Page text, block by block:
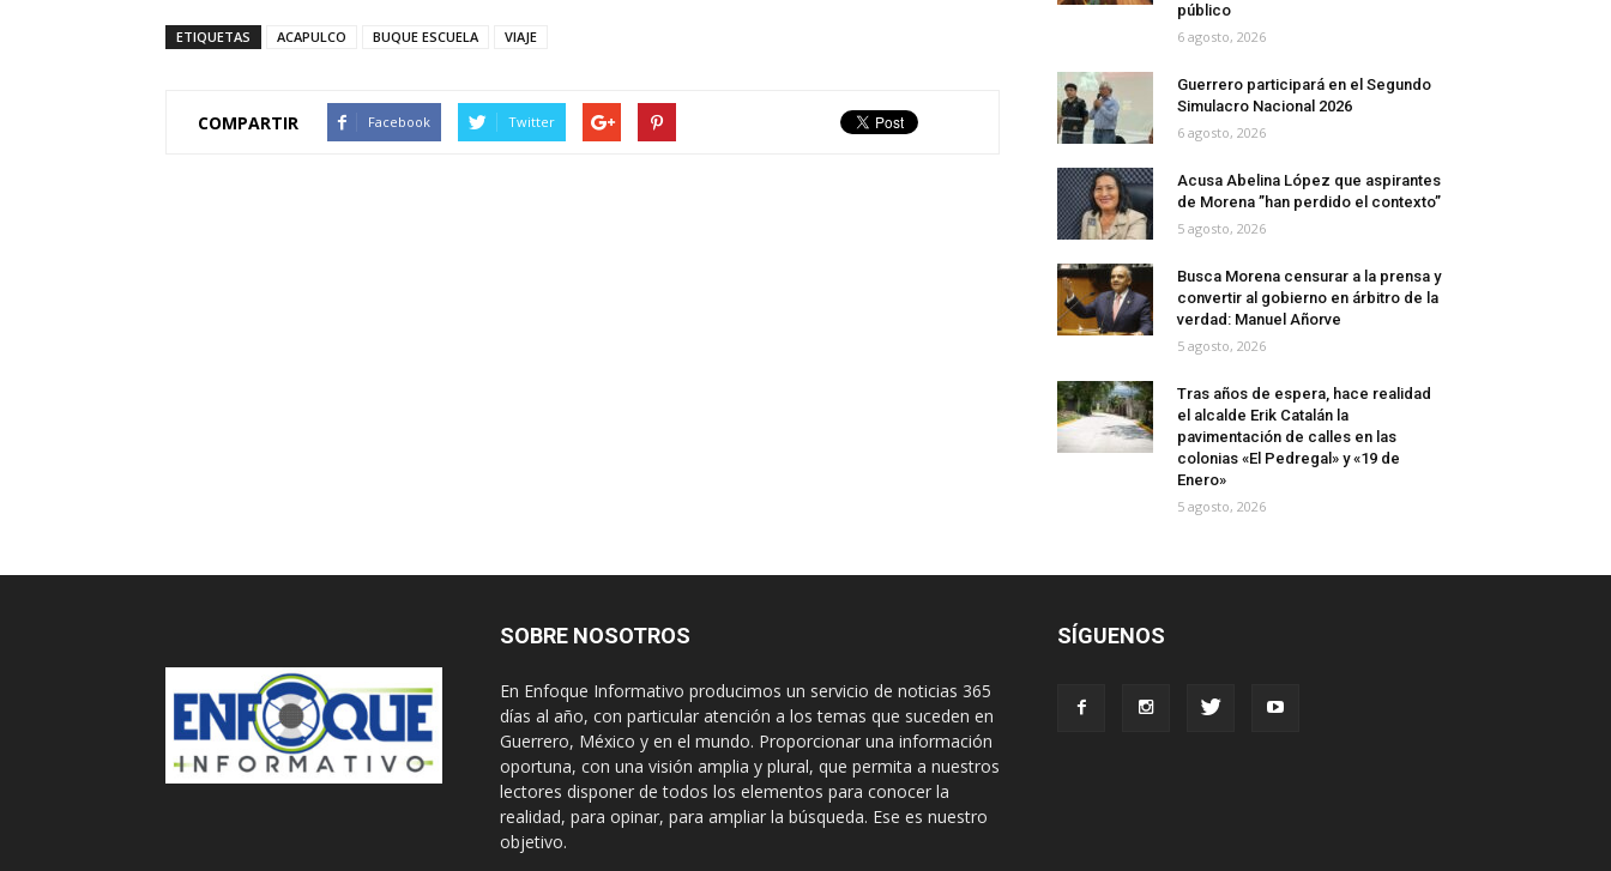
ETIQUETAS ACAPULCO BUQUE ESCUELA VIAJE
COMPARTIR Facebook Twitter
público
6 agosto, 2026
Guerrero participará en el Segundo
Simulacro Nacional 2026
6 agosto, 2026
Acusa Abelina López que aspirantes
de Morena ”han perdido el contexto”
5 agosto, 2026
Busca Morena censurar a la prensa y
convertir al gobierno en árbitro de la
verdad: Manuel Añorve
5 agosto, 2026
Tras años de espera, hace realidad
el alcalde Erik Catalán la
pavimentación de calles en las
colonias «El Pedregal» y «19 de
Enero»
5 agosto, 2026
SOBRE NOSOTROS
En Enfoque Informativo producimos un servicio de noticias 365
días al año, con particular atención a los temas que suceden en
Guerrero, México y en el mundo. Proporcionar una información
oportuna, con una visión amplia y plural, que permita a nuestros
lectores disponer de todos los elementos para conocer la
realidad, para opinar, para ampliar la búsqueda. Ese es nuestro
objetivo.
SÍGUENOS